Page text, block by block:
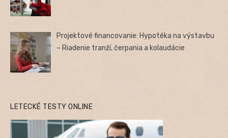
Projektové financovanie: Hypotéka na výstavbu
– Riadenie tranží, čerpania a kolaudácie
LETECKÉ TESTY ONLINE